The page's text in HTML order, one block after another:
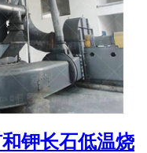
钾长石低温烧